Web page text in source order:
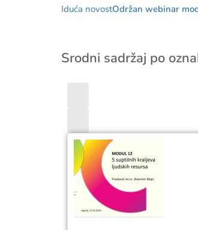
Iduća novostOdržan webinar
Srodni sadržaj po